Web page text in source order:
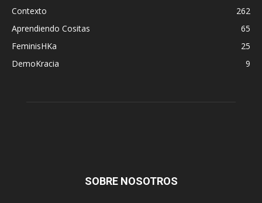
Contexto
262
Aprendiendo Cositas
65
FeminisHKa
25
DemoKracia
9
SOBRE NOSOTROS